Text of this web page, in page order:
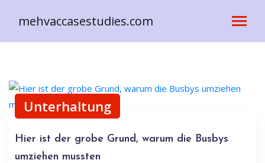
mehvaccasestudies.com
Unterhaltung
Hier ist der grobe Grund, warum die Busbys
umziehen mussten